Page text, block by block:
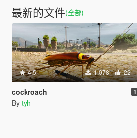
最新的文件(全部)
4.5 1,078 22
cockroach 1
By tyh